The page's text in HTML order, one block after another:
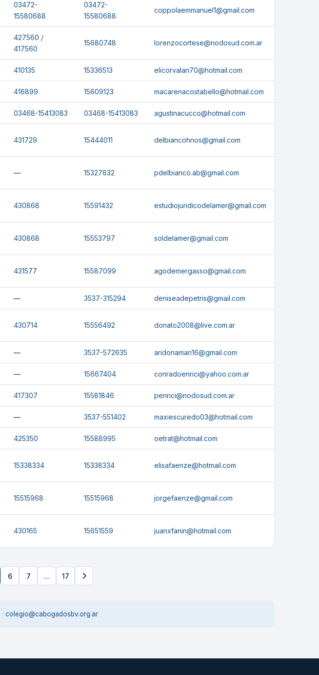
03472-
15580688
03472-
15580688
coppolaemmanuel1@gmail.com
427560 /
417560
15680748 lorenzocortese@nodosud.com.ar
410135 15336513 elicorvalan70@hotmail.com
416899 15609123 macarenacostabello@hotmail.com
03468-15413083 03468-15413083 agustinacucco@hotmail.com
431729 15444011 delbiancohnos@gmail.com
— 15327632 pdelbianco.ab@gmail.com
430868 15591432 estudiojuridicodelamer@gmail.com
430868 15553797 soldelamer@gmail.com
431577 15587099 agodemergasso@gmail.com
— 3537-315294 deniseadepetris@gmail.com
430714 15556492 donato2008@live.com.ar
— 3537-572635 aridonamari16@gmail.com
— 15667404 conradoenrici@yahoo.com.ar
417307 15581846 penrici@nodosud.com.ar
— 3537-551402 maxiescuredo03@hotmail.com
425350 15588995 oetrat@hotmail.com
15338334 15338334 elisafaenze@hotmail.com
15515968 15515968 jorgefaenze@gmail.com
430165 15651559 juanxfanin@hotmail.com
6 7 … 17
· colegio@cabogadosbv.org.ar